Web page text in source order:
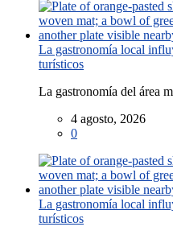
La gastronomía local
turísticos
La gastronomía del área
4 agosto, 2026
0
La gastronomía local
turísticos